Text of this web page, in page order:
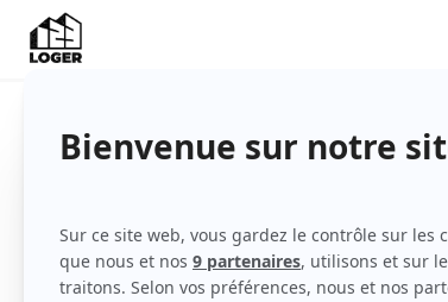
1er étage